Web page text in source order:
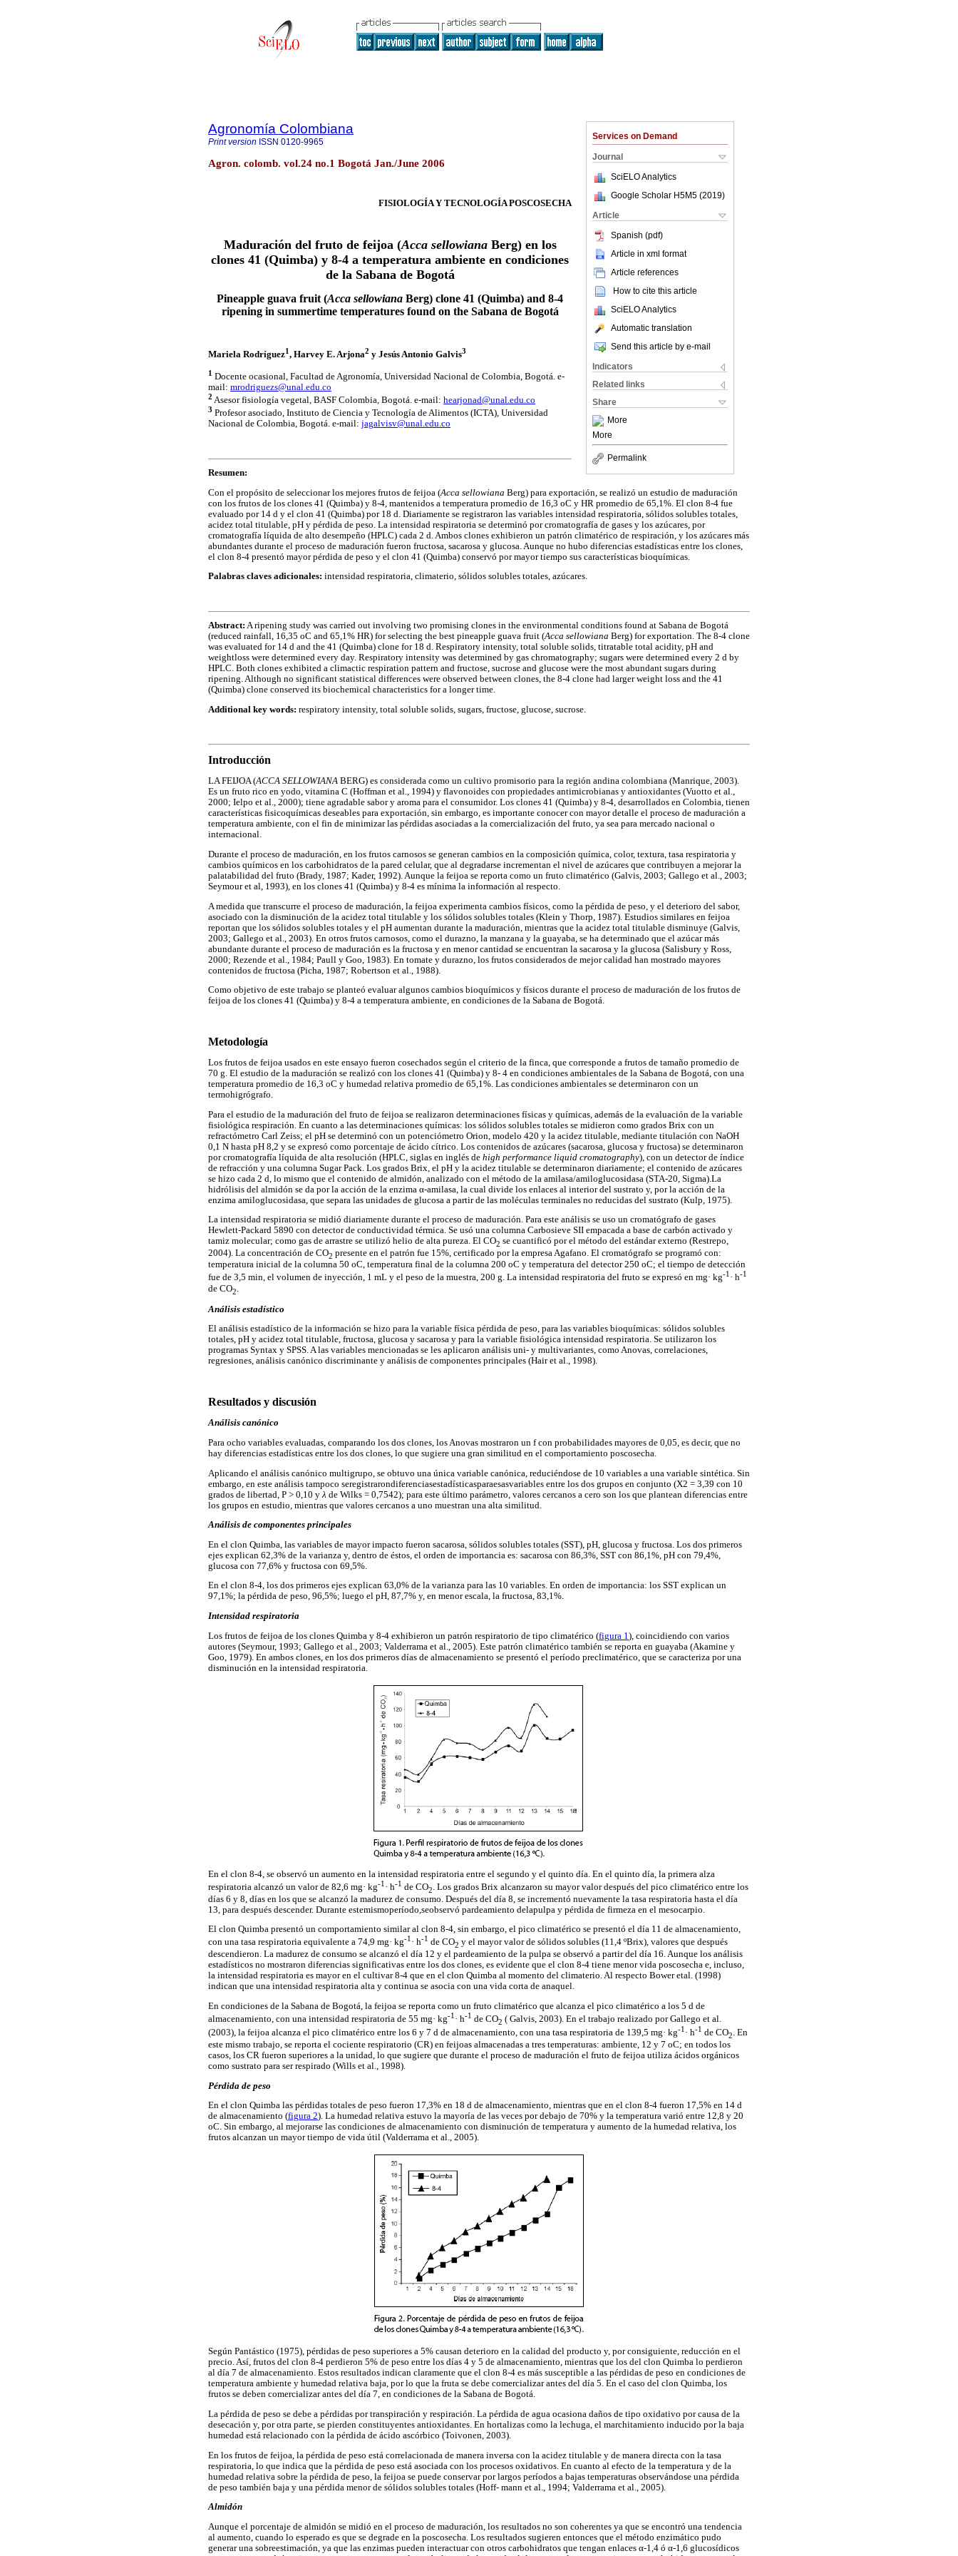
Services on Demand
Journal
SciELO Analytics
Google Scholar H5M5 (2019)
Article
Spanish (pdf)
Article in xml format
Article references
How to cite this article
SciELO Analytics
Automatic translation
Send this article by e-mail
Indicators
Related links
Share
More
More
Permalink
Agronomía Colombiana
Print version ISSN 0120-9965
Agron. colomb. vol.24 no.1 Bogotá Jan./June 2006
FISIOLOGÍA Y TECNOLOGÍA POSCOSECHA
Maduración del fruto de feijoa (Acca sellowianaBerg) en los
clones 41 (Quimba) y 8-4 a temperatura ambiente en condiciones
de la Sabana de Bogotá
Pineapple guava fruit (Acca sellowiana Berg) clone 41 (Quimba) and 8-4
ripening in summertime temperatures found on the Sabana de Bogotá
Mariela Rodríguez1 , Harvey E. Arjona2 y Jesús Antonio Galvis3
1 Docente ocasional, Facultad de Agronomía, Universidad Nacional de Colombia, Bogotá. e-
mail: mrodriguezs@unal.edu.co
2 Asesor fisiología vegetal, BASF Colombia, Bogotá. e-mail: hearjonad@unal.edu.co
3 Profesor asociado, Instituto de Ciencia y Tecnología de Alimentos (ICTA), Universidad
Nacional de Colombia, Bogotá. e-mail: jagalvisv@unal.edu.co
Resumen:
Con el propósito de seleccionar los mejores frutos de feijoa (Acca sellowiana Berg) para exportación, se realizó un estudio de maduración
con los frutos de los clones 41 (Quimba) y 8-4, mantenidos a temperatura promedio de 16,3 oC y HR promedio de 65,1%. El clon 8-4 fue
evaluado por 14 d y el clon 41 (Quimba) por 18 d. Diariamente se registraron las variables intensidad respiratoria, sólidos solubles totales,
acidez total titulable, pH y pérdida de peso. La intensidad respiratoria se determinó por cromatografía de gases y los azúcares, por
cromatografía líquida de alto desempeño (HPLC) cada 2 d. Ambos clones exhibieron un patrón climatérico de respiración, y los azúcares más
abundantes durante el proceso de maduración fueron fructosa, sacarosa y glucosa. Aunque no hubo diferencias estadísticas entre los clones,
el clon 8-4 presentó mayor pérdida de peso y el clon 41 (Quimba) conservó por mayor tiempo sus características bioquímicas.
Palabras claves adicionales: intensidad respiratoria, climaterio, sólidos solubles totales, azúcares.
Abstract: A ripening study was carried out involving two promising clones in the environmental conditions found at Sabana de Bogotá
(reduced rainfall, 16,35 oC and 65,1% HR) for selecting the best pineapple guava fruit (Acca sellowiana Berg) for exportation. The 8-4 clone
was evaluated for 14 d and the 41 (Quimba) clone for 18 d. Respiratory intensity, total soluble solids, titratable total acidity, pH and
weightloss were determined every day. Respiratory intensity was determined by gas chromatography; sugars were determined every 2 d by
HPLC. Both clones exhibited a climactic respiration pattern and fructose, sucrose and glucose were the most abundant sugars during
ripening. Although no significant statistical differences were observed between clones, the 8-4 clone had larger weight loss and the 41
(Quimba) clone conserved its biochemical characteristics for a longer time.
Additional key words: respiratory intensity, total soluble solids, sugars, fructose, glucose, sucrose.
Introducción
LA FEIJOA (ACCA SELLOWIANA BERG) es considerada como un cultivo promisorio para la región andina colombiana (Manrique, 2003).
Es un fruto rico en yodo, vitamina C (Hoffman et al., 1994) y flavonoides con propiedades antimicrobianas y antioxidantes (Vuotto et al.,
2000; Ielpo et al., 2000); tiene agradable sabor y aroma para el consumidor. Los clones 41 (Quimba) y 8-4, desarrollados en Colombia, tienen
características fisicoquímicas deseables para exportación, sin embargo, es importante conocer con mayor detalle el proceso de maduración a
temperatura ambiente, con el fin de minimizar las pérdidas asociadas a la comercialización del fruto, ya sea para mercado nacional o
internacional.
Durante el proceso de maduración, en los frutos carnosos se generan cambios en la composición química, color, textura, tasa respiratoria y
cambios químicos en los carbohidratos de la pared celular, que al degradarse incrementan el nivel de azúcares que contribuyen a mejorar la
palatabilidad del fruto (Brady, 1987; Kader, 1992). Aunque la feijoa se reporta como un fruto climatérico (Galvis, 2003; Gallego et al., 2003;
Seymour et al, 1993), en los clones 41 (Quimba) y 8-4 es mínima la información al respecto.
A medida que transcurre el proceso de maduración, la feijoa experimenta cambios físicos, como la pérdida de peso, y el deterioro del sabor,
asociado con la disminución de la acidez total titulable y los sólidos solubles totales (Klein y Thorp, 1987). Estudios similares en feijoa
reportan que los sólidos solubles totales y el pH aumentan durante la maduración, mientras que la acidez total titulable disminuye (Galvis,
2003; Gallego et al., 2003). En otros frutos carnosos, como el durazno, la manzana y la guayaba, se ha determinado que el azúcar más
abundante durante el proceso de maduración es la fructosa y en menor cantidad se encuentran la sacarosa y la glucosa (Salisbury y Ross,
2000; Rezende et al., 1984; Paull y Goo, 1983). En tomate y durazno, los frutos considerados de mejor calidad han mostrado mayores
contenidos de fructosa (Picha, 1987; Robertson et al., 1988).
Como objetivo de este trabajo se planteó evaluar algunos cambios bioquímicos y físicos durante el proceso de maduración de los frutos de
feijoa de los clones 41 (Quimba) y 8-4 a temperatura ambiente, en condiciones de la Sabana de Bogotá.
Metodología
Los frutos de feijoa usados en este ensayo fueron cosechados según el criterio de la finca, que corresponde a frutos de tamaño promedio de
70 g. El estudio de la maduración se realizó con los clones 41 (Quimba) y 8- 4 en condiciones ambientales de la Sabana de Bogotá, con una
temperatura promedio de 16,3 oC y humedad relativa promedio de 65,1%. Las condiciones ambientales se determinaron con un
termohigrógrafo.
Para el estudio de la maduración del fruto de feijoa se realizaron determinaciones físicas y químicas, además de la evaluación de la variable
fisiológica respiración. En cuanto a las determinaciones químicas: los sólidos solubles totales se midieron como grados Brix con un
refractómetro Carl Zeiss; el pH se determinó con un potenciómetro Orion, modelo 420 y la acidez titulable, mediante titulación con NaOH
0,1 N hasta pH 8,2 y se expresó como porcentaje de ácido cítrico. Los contenidos de azúcares (sacarosa, glucosa y fructosa) se determinaron
por cromatografía líquida de alta resolución (HPLC, siglas en inglés de high performance liquid cromatography), con un detector de índice
de refracción y una columna Sugar Pack. Los grados Brix, el pH y la acidez titulable se determinaron diariamente; el contenido de azúcares
se hizo cada 2 d, lo mismo que el contenido de almidón, analizado con el método de la amilasa/amiloglucosidasa (STA-20, Sigma).La
hidrólisis del almidón se da por la acción de la enzima α-amilasa, la cual divide los enlaces al interior del sustrato y, por la acción de la
enzima amiloglucosidasa, que separa las unidades de glucosa a partir de las moléculas terminales no reducidas del sustrato (Kulp, 1975).
La intensidad respiratoria se midió diariamente durante el proceso de maduración. Para este análisis se uso un cromatógrafo de gases
Hewlett-Packard 5890 con detector de conductividad térmica. Se usó una columna Carbosieve SII empacada a base de carbón activado y
tamiz molecular; como gas de arrastre se utilizó helio de alta pureza. El CO2 se cuantificó por el método del estándar externo (Restrepo,
2004). La concentración de CO2 presente en el patrón fue 15%, certificado por la empresa Agafano. El cromatógrafo se programó con:
temperatura inicial de la columna 50 oC, temperatura final de la columna 200 oC y temperatura del detector 250 oC; el tiempo de detección
fue de 3,5 min, el volumen de inyección, 1 mL y el peso de la muestra, 200 g. La intensidad respiratoria del fruto se expresó en mg· kg-1· h-1
de CO2
Análisis estadístico
El análisis estadístico de la información se hizo para la variable física pérdida de peso, para las variables bioquímicas: sólidos solubles
totales, pH y acidez total titulable, fructosa, glucosa y sacarosa y para la variable fisiológica intensidad respiratoria. Se utilizaron los
programas Syntax y SPSS. A las variables mencionadas se les aplicaron análisis uni- y multivariantes, como Anovas, correlaciones,
regresiones, análisis canónico discriminante y análisis de componentes principales (Hair et al., 1998).
Resultados y discusión
Análisis canónico
Para ocho variables evaluadas, comparando los dos clones, los Anovas mostraron un f con probabilidades mayores de 0,05, es decir, que no
hay diferencias estadísticas entre los dos clones, lo que sugiere una gran similitud en el comportamiento poscosecha.
Aplicando el análisis canónico multigrupo, se obtuvo una única variable canónica, reduciéndose de 10 variables a una variable sintética. Sin
embargo, en este análisis tampoco seregistrarondiferenciasestadísticasparaesasvariables entre los dos grupos en conjunto (X2 = 3,39 con 10
grados de libertad, P > 0,10 y λ de Wilks = 0,7542); para este último parámetro, valores cercanos a cero son los que plantean diferencias entre
los grupos en estudio, mientras que valores cercanos a uno muestran una alta similitud.
Análisis de componentes principales
En el clon Quimba, las variables de mayor impacto fueron sacarosa, sólidos solubles totales (SST), pH, glucosa y fructosa. Los dos primeros
ejes explican 62,3% de la varianza y, dentro de éstos, el orden de importancia es: sacarosa con 86,3%, SST con 86,1%, pH con 79,4%,
glucosa con 77,6% y fructosa con 69,5%.
En el clon 8-4, los dos primeros ejes explican 63,0% de la varianza para las 10 variables. En orden de importancia: los SST explican un
97,1%; la pérdida de peso, 96,5%; luego el pH, 87,7% y, en menor escala, la fructosa, 83,1%.
Intensidad respiratoria
Los frutos de feijoa de los clones Quimba y 8-4 exhibieron un patrón respiratorio de tipo climatérico (figura 1 ), coincidiendo con varios
autores (Seymour, 1993; Gallego et al., 2003; Valderrama et al., 2005). Este patrón climatérico también se reporta en guayaba (Akamine y
Goo, 1979). En ambos clones, en los dos primeros días de almacenamiento se presentó el período preclimatérico, que se caracteriza por una
disminución en la intensidad respiratoria.
En el clon 8-4, se observó un aumento en la intensidad respiratoria entre el segundo y el quinto día. En el quinto día, la primera alza
respiratoria alcanzó un valor de 82,6 mg· kg-1 · h-1 de CO2. Los grados Brix alcanzaron su mayor valor después del pico climatérico entre los
días 6 y 8, días en los que se alcanzó la madurez de consumo. Después del día 8, se incrementó nuevamente la tasa respiratoria hasta el día
13, para después descender. Durante estemismoperíodo,seobservó pardeamiento delapulpa y pérdida de firmeza en el mesocarpio.
El clon Quimba presentó un comportamiento similar al clon 8-4, sin embargo, el pico climatérico se presentó el día 11 de almacenamiento,
con una tasa respiratoria equivalente a 74,9 mg· kg-1 · h-1 de CO2 y el mayor valor de sólidos solubles (11,4 ºBrix), valores que después
descendieron. La madurez de consumo se alcanzó el día 12 y el pardeamiento de la pulpa se observó a partir del día 16. Aunque los análisis
estadísticos no mostraron diferencias significativas entre los dos clones, es evidente que el clon 8-4 tiene menor vida poscosecha e, incluso,
la intensidad respiratoria es mayor en el cultivar 8-4 que en el clon Quimba al momento del climaterio. Al respecto Bower etal. (1998)
indican que una intensidad respiratoria alta y continua se asocia con una vida corta de anaquel.
En condiciones de la Sabana de Bogotá, la feijoa se reporta como un fruto climatérico que alcanza el pico climatérico a los 5 d de
almacenamiento, con una intensidad respiratoria de 55 mg· kg-1 · h-1 de CO2 ( Galvis, 2003). En el trabajo realizado por Gallego et al.
(2003), la feijoa alcanza el pico climatérico entre los 6 y 7 d de almacenamiento, con una tasa respiratoria de 139,5 mg· kg-1· h-1 de CO2. En
este mismo trabajo, se reporta el cociente respiratorio (CR) en feijoas almacenadas a tres temperaturas: ambiente, 12 y 7 oC; en todos los
casos, los CR fueron superiores a la unidad, lo que sugiere que durante el proceso de maduración el fruto de feijoa utiliza ácidos orgánicos
como sustrato para ser respirado (Wills et al., 1998).
Pérdida de peso
En el clon Quimba las pérdidas totales de peso fueron 17,3% en 18 d de almacenamiento, mientras que en el clon 8-4 fueron 17,5% en 14 d
de almacenamiento (figura 2). La humedad relativa estuvo la mayoría de las veces por debajo de 70% y la temperatura varió entre 12,8 y 20
oC. Sin embargo, al mejorarse las condiciones de almacenamiento con disminución de temperatura y aumento de la humedad relativa, los
frutos alcanzan un mayor tiempo de vida útil (Valderrama et al., 2005).
Según Pantástico (1975), pérdidas de peso superiores a 5% causan deterioro en la calidad del producto y, por consiguiente, reducción en el
precio. Así, frutos del clon 8-4 perdieron 5% de peso entre los días 4 y 5 de almacenamiento, mientras que los del clon Quimba lo perdieron
al día 7 de almacenamiento. Estos resultados indican claramente que el clon 8-4 es más susceptible a las pérdidas de peso en condiciones de
temperatura ambiente y humedad relativa baja, por lo que la fruta se debe comercializar antes del día 5. En el caso del clon Quimba, los
frutos se deben comercializar antes del día 7, en condiciones de la Sabana de Bogotá.
La pérdida de peso se debe a pérdidas por transpiración y respiración. La pérdida de agua ocasiona daños de tipo oxidativo por causa de la
desecación y, por otra parte, se pierden constituyentes antioxidantes. En hortalizas como la lechuga, el marchitamiento inducido por la baja
humedad está relacionado con la pérdida de ácido ascórbico (Toivonen, 2003).
En los frutos de feijoa, la pérdida de peso está correlacionada de manera inversa con la acidez titulable y de manera directa con la tasa
respiratoria, lo que indica que la pérdida de peso está asociada con los procesos oxidativos. En cuanto al efecto de la temperatura y de la
humedad relativa sobre la pérdida de peso, la feijoa se puede conservar por largos períodos a bajas temperaturas observándose una pérdida
de peso también baja y una pérdida menor de sólidos solubles totales (Hoff- mann et al., 1994; Valderrama et al., 2005).
Almidón
Aunque el porcentaje de almidón se midió en el proceso de maduración, los resultados no son coherentes ya que se encontró una tendencia
al aumento, cuando lo esperado es que se degrade en la poscosecha. Los resultados sugieren entonces que el método enzimático pudo
generar una sobreestimación, ya que las enzimas pueden interactuar con otros carbohidratos que tengan enlaces α-1,4 ó α-1,6 glucosídicos